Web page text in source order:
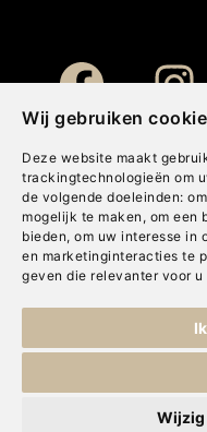
Wij gebruiken
Deze website maakt
trackingtechnologieën om
de volgende doeleinden:
mogelijk te maken , om een
bieden, om uw interesse in
en marketinginteracties te
geven die relevanter voor u
Wijzig